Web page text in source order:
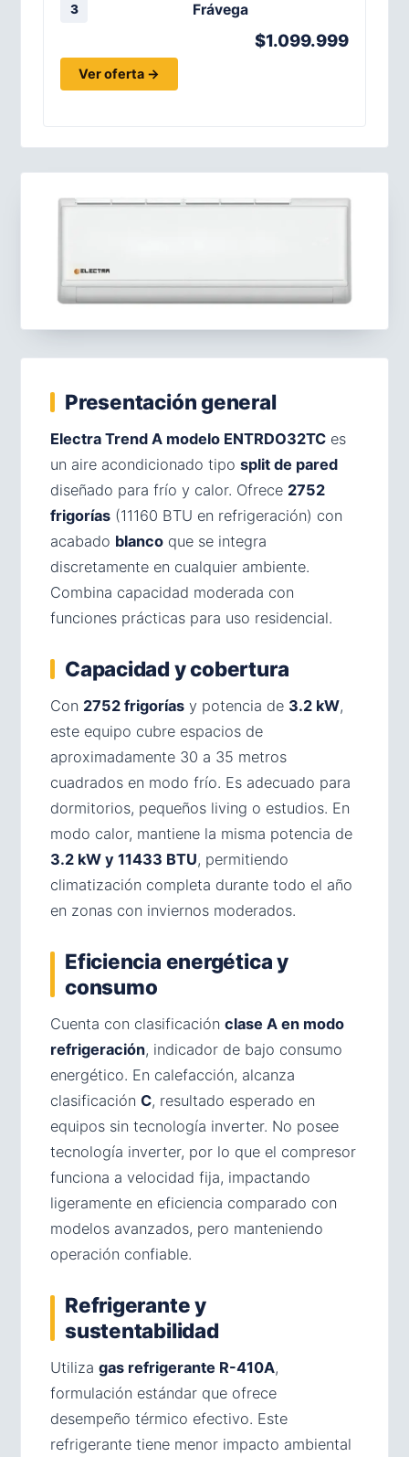
3 Frávega
$1.099.999
Ver oferta →
Presentación general
Electra Trend A modelo ENTRDO32TC es
un aire acondicionado tipo split de pared
diseñado para frío y calor. Ofrece 2752
frigorías (11160 BTU en refrigeración) con
acabado blanco que se integra
discretamente en cualquier ambiente.
Combina capacidad moderada con
funciones prácticas para uso residencial.
Capacidad y cobertura
Con 2752 frigorías y potencia de 3.2 kW,
este equipo cubre espacios de
aproximadamente 30 a 35 metros
cuadrados en modo frío. Es adecuado para
dormitorios, pequeños living o estudios. En
modo calor, mantiene la misma potencia de
3.2 kW y 11433 BTU, permitiendo
climatización completa durante todo el año
en zonas con inviernos moderados.
Eficiencia energética y
consumo
Cuenta con clasificación clase A en modo
refrigeración, indicador de bajo consumo
energético. En calefacción, alcanza
clasificación C, resultado esperado en
equipos sin tecnología inverter. No posee
tecnología inverter, por lo que el compresor
funciona a velocidad fija, impactando
ligeramente en eficiencia comparado con
modelos avanzados, pero manteniendo
operación confiable.
Refrigerante y
sustentabilidad
Utiliza gas refrigerante R-410A,
formulación estándar que ofrece
desempeño térmico efectivo. Este
refrigerante tiene menor impacto ambiental